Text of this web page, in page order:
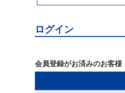
ログイン
会員登録がお済みのお客様